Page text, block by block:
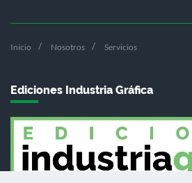
Inicio Nosotros Servicios
Ediciones Industria Gráfica